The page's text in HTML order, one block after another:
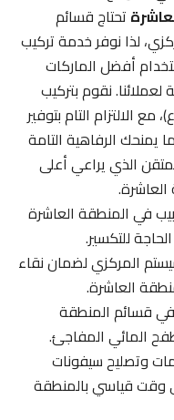
تحتاج قسائم
لذا نوفر خدمة تركيب
أفضل الماركات
نقوم بتركيب
التام بتوفير
الرفاهية التامة
الذي يراعي أعلى
في المنطقة العاشرة
للتكسير.
المركزي لضمان نقاء
العاشرة.
قسائم المنطقة
المائي المفاجئ.
وتصليح سيفونات
قياسي بالمنطقة